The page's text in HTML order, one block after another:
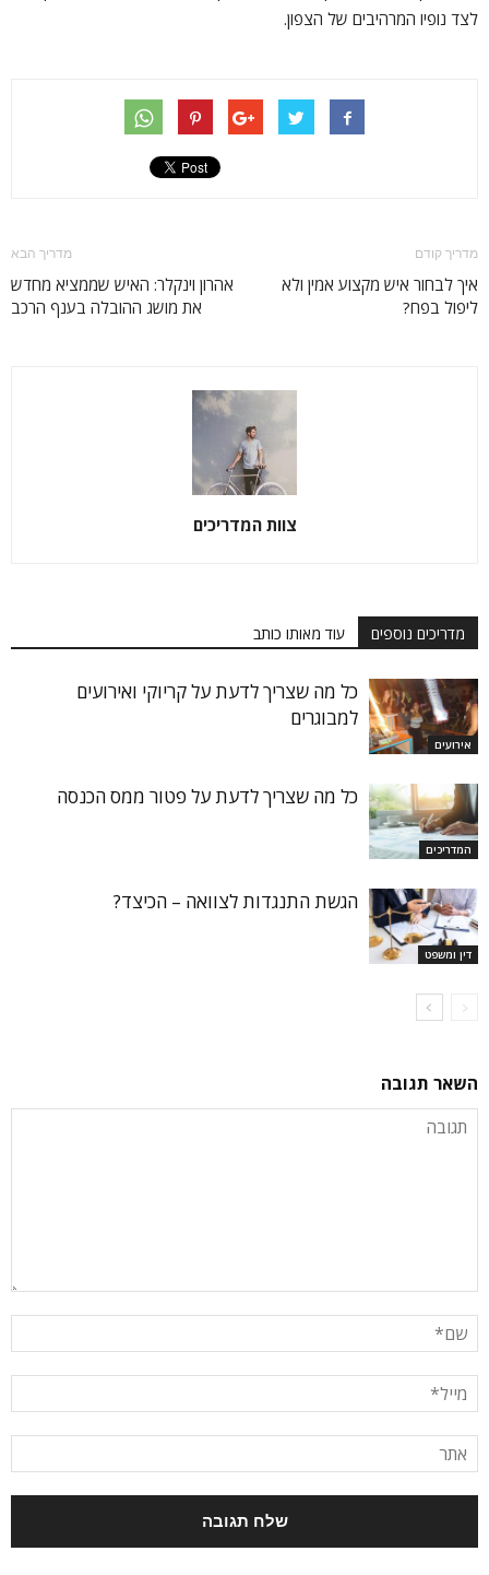
לצד נופיו המרהיבים של הצפון.
מדריך קודם
איך לבחור איש מקצוע אמין ולא
ליפול בפח?
מדריך הבא
אהרון וינקלר: האיש שממציא מחדש
את מושג ההובלה בענף הרכב
צוות המדריכים
מדריכים נוספים עוד מאותו כותב
אירועים
כל מה שצריך לדעת על קריוקי ואירועים
למבוגרים
המדריכים
כל מה שצריך לדעת על פטור ממס הכנסה
דין ומשפט
הגשת התנגדות לצוואה – הכיצד?
השאר תגובה